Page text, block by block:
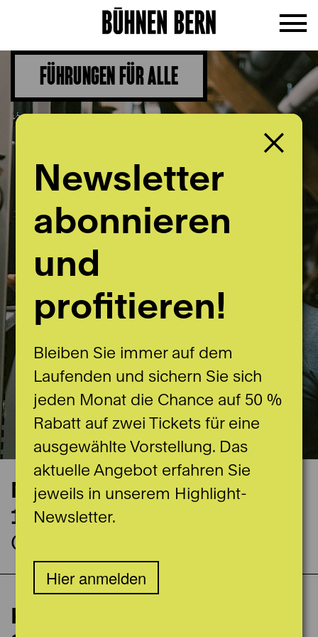
FÜHRUNGEN FÜR ALLE
Nächste Vorstellung
17.10.2026
Ganzes Haus
Kinderführung mit allen
Newsletter
abonnieren
und
profitieren!
Bleiben Sie immer auf dem
Laufenden und sichern Sie sich
jeden Monat die Chance auf 50 %
Rabatt auf zwei Tickets für eine
ausgewählte Vorstellung. Das
aktuelle Angebot erfahren Sie
jeweils in unserem Highlight-
Newsletter.
Hier anmelden